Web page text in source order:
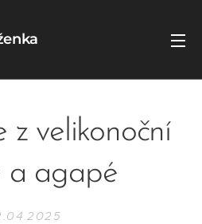
z velikonoční
a agapé